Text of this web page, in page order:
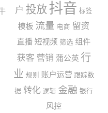
户 投放抖音 标签
模板 流量 电商 留资
直播 短视频 筛选 组件
获客 营销 蒲公英 行
业 规则 账户运营 跟踪数
据 转化 逻辑 金融 银行
风控